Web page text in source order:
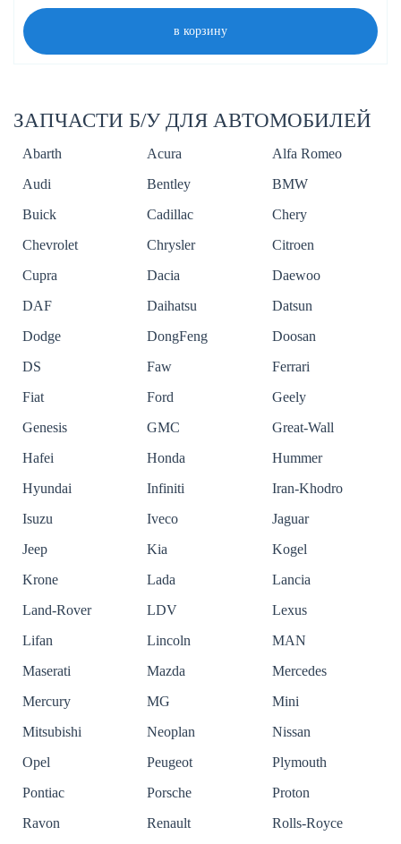
в корзину
ЗАПЧАСТИ Б/У ДЛЯ АВТОМОБИЛЕЙ
Abarth Acura
Alfa Romeo
Audi
Bentley
BMW
Buick
Cadillac
Chery
Chevrolet
Chrysler
Citroen
Cupra
Dacia
Daewoo
DAF
Daihatsu
Datsun
Dodge
DongFeng
Doosan
DS
Faw
Ferrari
Fiat
Ford
Geely
Genesis
GMC
Great-Wall
Hafei
Honda
Hummer
Hyundai
Infiniti
Iran-Khodro
Isuzu
Iveco
Jaguar
Jeep
Kia
Kogel
Krone
Lada
Lancia
Land-Rover
LDV
Lexus
Lifan
Lincoln
MAN
Maserati
Mazda
Mercedes
Mercury
MG
Mini
Mitsubishi
Neoplan
Nissan
Opel
Peugeot
Plymouth
Pontiac
Porsche
Proton
Ravon
Renault
Rolls-Royce